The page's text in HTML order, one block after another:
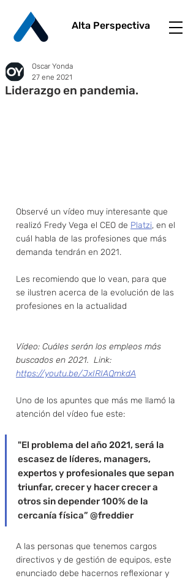
Alta Perspectiva
Liderazgo en pandemia.
Oscar Yonda
27 ene 2021
Observé un vídeo muy interesante que
realizó Fredy Vega el CEO de Platzi, en el
cuál habla de las profesiones que más
demanda tendrán en 2021.
Les recomiendo que lo vean, para que
se ilustren acerca de la evolución de las
profesiones en la actualidad
Vídeo: Cuáles serán los empleos más
buscados en 2021.  Link:
https://youtu.be/JxIRIAQmkdA
Uno de los apuntes que más me llamó la
atención del vídeo fue este:
"El problema del año 2021, será la
escasez de líderes, managers,
expertos y profesionales que sepan
triunfar, crecer y hacer crecer a
otros sin depender 100% de la
cercanía física” @freddier
A las personas que tenemos cargos
directivos y de gestión de equipos, este
enunciado debe hacernos reflexionar y